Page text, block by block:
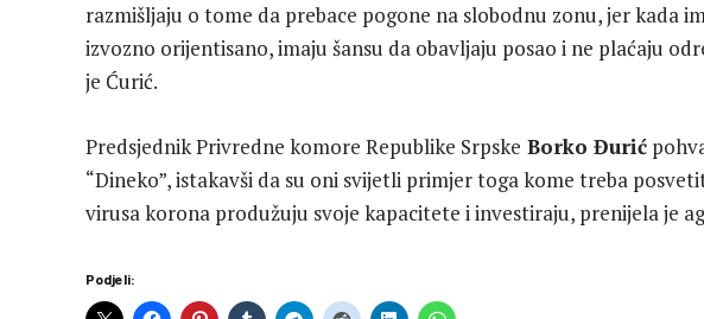
razmišljaju o tome da prebace pogone na slobodnu zonu, jer kada
izvozno orijentisano, imaju šansu da obavljaju posao i ne plaćaju
je Ćurić.
Predsjednik Privredne komore Republike Srpske Borko Đurić
“Dineko”, istakavši da su oni svijetli primjer toga kome treba
virusa korona produžuju svoje kapacitete i investiraju, prenijela je
Podjeli: